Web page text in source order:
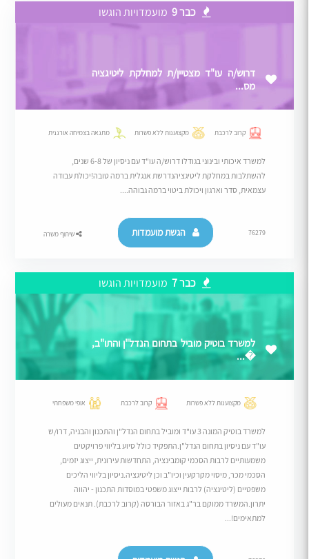
כבר 9 מועמדויות הוגשו
דרוש/ה עו"ד מצטיין/ת למחלקת ליטיגציה
מס...
קרוב לרכבת מקצוענות ללא פשרות מתגאה בצמיחה אורגנית
למשרד איכותי ובינוני בגודלו דרוש/ה עו"ד עם ניסיון של 6-8 שנים,
להשתלבות במחלקת ליטיגציהנדרשת אנגלית ברמה טובה!יכולת עבודה
עצמאית, סדר וארגון ויכולת ביטוי ברמה גבוהה....
76279 הגשת מועמדות שיתוף משרה
כבר 7 מועמדויות הוגשו
למשרד בוטיק מוביל בתחום הנדל"ן והתו"ב,
�...
מקצוענות ללא פשרות קרוב לרכבת אופי משפחתי
למשרד בוטיק המונה 3 עו"ד ומוביל בתחום הנדל"ן והתכנון והבניה, דרו/ש
עו"ד עם ניסיון בתחום הנדל"ן.התפקיד כולל סיוע בליווי פרויקטים
משמעותיים לרבות הסכמי קומבינציה, התחדשות עירונית, ייצוג יזמים,
הסכמי מכר, מיסוי מקרקעין וכיו"ב וכן ליטיגציה.ניסיון בליווי הליכים
משפטיים (ליטיגציה) לרבות ייצוג משפטי במוסדות התכנון - יהווה
יתרון.המשרד ממוקם בר"ג באזור הבורסה (קרוב לרכבת). תנאים מעולים
למתאימים!...